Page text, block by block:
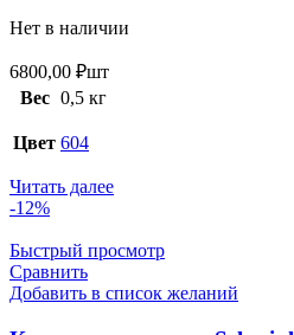
Нет в наличии
6800,00 ₽шт
Вес 0,5 кг
Цвет 604
Читать далее
-12%
Быстрый просмотр
Сравнить
Добавить в список желаний